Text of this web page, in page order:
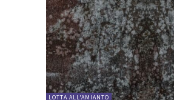
LOTTA ALL'AMIANTO